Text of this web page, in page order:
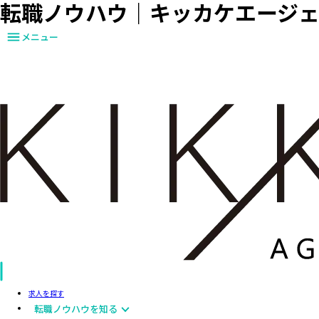
転職ノウハウ｜キッカケエージ
メニュー
求人を探す
転職ノウハウを知る